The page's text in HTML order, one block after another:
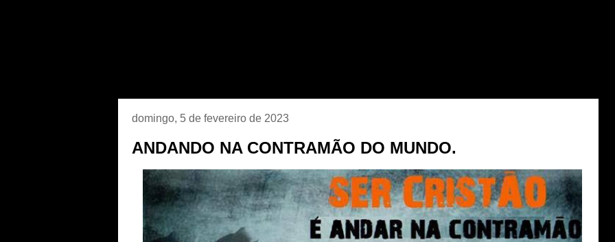
domingo, 5 de fevereiro de 2023
ANDANDO NA CONTRAMÃO DO MUNDO.